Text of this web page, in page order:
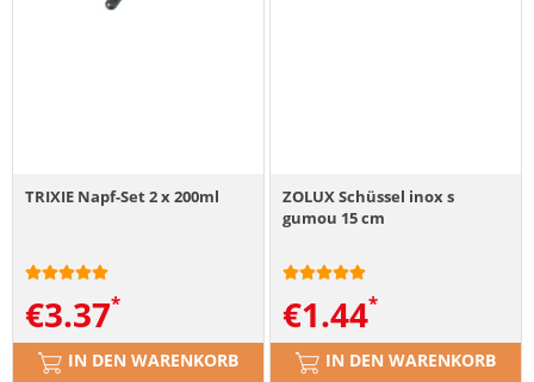
TRIXIE Napf-Set 2 x 200ml
€3.37
IN DEN WARENKORB
ZOLUX Schüssel inox s
gumou 15 cm
€1.44
IN DEN WARENKORB